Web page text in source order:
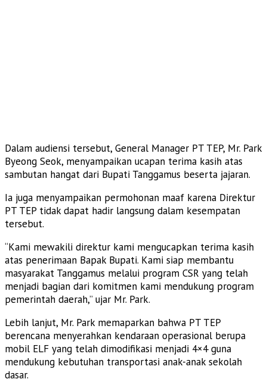
Dalam audiensi tersebut, General Manager PT TEP, Mr. Park
Byeong Seok, menyampaikan ucapan terima kasih atas
sambutan hangat dari Bupati Tanggamus beserta jajaran.
Ia juga menyampaikan permohonan maaf karena Direktur
PT TEP tidak dapat hadir langsung dalam kesempatan
tersebut.
“Kami mewakili direktur kami mengucapkan terima kasih
atas penerimaan Bapak Bupati. Kami siap membantu
masyarakat Tanggamus melalui program CSR yang telah
menjadi bagian dari komitmen kami mendukung program
pemerintah daerah,” ujar Mr. Park.
Lebih lanjut, Mr. Park memaparkan bahwa PT TEP
berencana menyerahkan kendaraan operasional berupa
mobil ELF yang telah dimodifikasi menjadi 4×4 guna
mendukung kebutuhan transportasi anak-anak sekolah
dasar.